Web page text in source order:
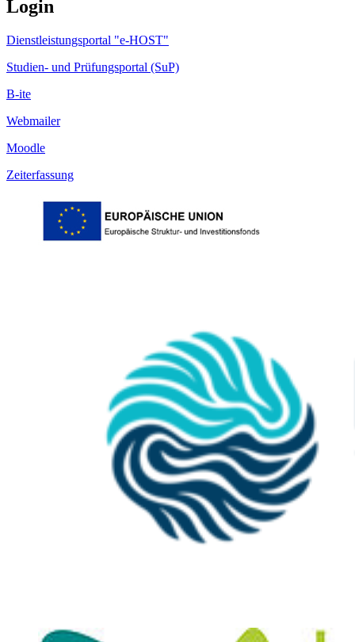
Login
Dienstleistungsportal "e-HOST"
Studien- und Prüfungsportal (SuP)
B-ite
Webmailer
Moodle
Zeiterfassung